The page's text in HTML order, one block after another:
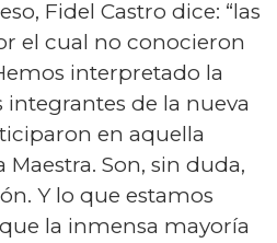
Fidel Castro dice: “las
el cual no conocieron
interpretado la
integrantes de la nueva
en aquella
Son, sin duda,
Y lo que estamos
la inmensa mayoría